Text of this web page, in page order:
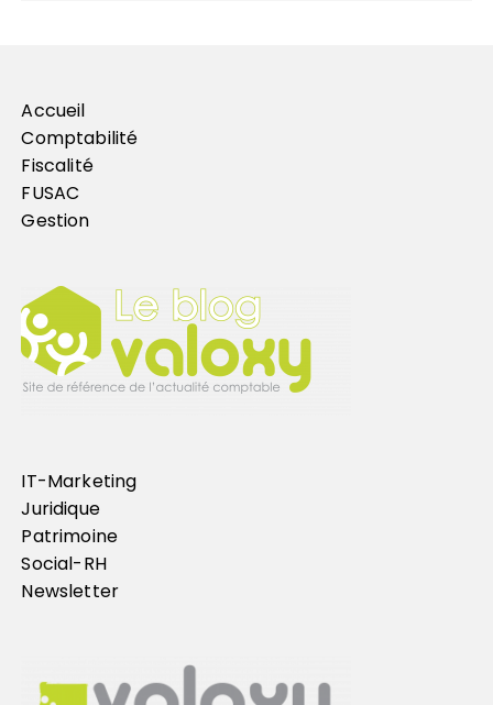
Accueil
Comptabilité
Fiscalité
FUSAC
Gestion
IT-Marketing
Juridique
Patrimoine
Social-RH
Newsletter